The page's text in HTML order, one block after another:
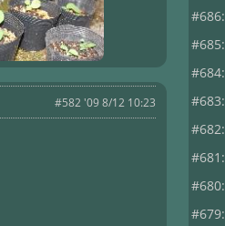
#582 '09 8/12 10:23
#686:
#685:
#684:
#683:
#682:
#681:
#680:
#679: